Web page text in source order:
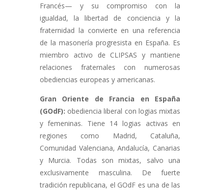
Francés— y su compromiso con la
igualdad, la libertad de conciencia y la
fraternidad la convierte en una referencia
de la masonería progresista en España. Es
miembro activo de CLIPSAS y mantiene
relaciones fraternales con numerosas
obediencias europeas y americanas.
Gran Oriente de Francia en España
(GOdF): obediencia liberal con logias mixtas
y femeninas. Tiene 14 logias activas en
regiones como Madrid, Cataluña,
Comunidad Valenciana, Andalucía, Canarias
y Murcia. Todas son mixtas, salvo una
exclusivamente masculina. De fuerte
tradición republicana, el GOdF es una de las